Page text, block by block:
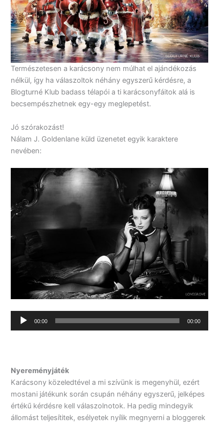
Természetesen a karácsony nem múlhat el ajándékozás
nélkül, így ha válaszoltok néhány egyszerű kérdésre, a
Blogturné Klub badass télapói a ti karácsonyfáitok alá is
becsempészhetnek egy-egy meglepetést.
Jó szórakozást!
Nálam J. Goldenlane küld üzenetet egyik karaktere
nevében:
Audio
00:00 00:00
Nyereményjáték
Karácsony közeledtével a mi szívünk is megenyhül, ezért
mostani játékunk során csupán néhány egyszerű, jelképes
értékű kérdésre kell válaszolnotok. Ha pedig mindegyik
állomást teljesítitek, esélyetek nyílik megnyerni a bloggerek